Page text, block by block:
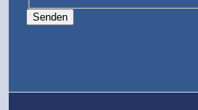
Senden